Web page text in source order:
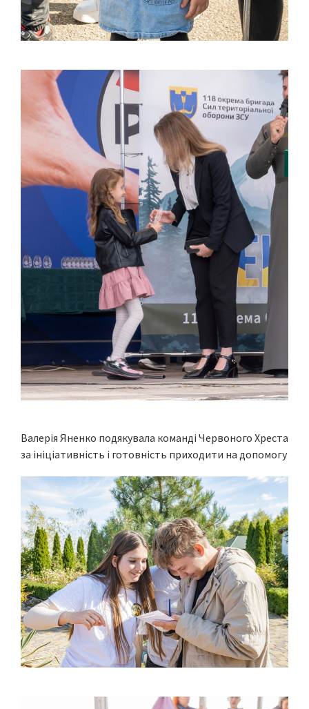
Валерія Яненко подякувала команді Червоного Хреста
за ініціативність і готовність приходити на допомогу